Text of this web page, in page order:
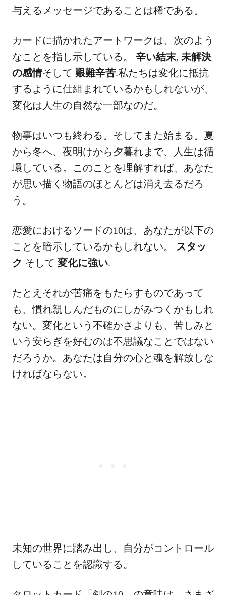
与えるメッセージであることは稀である。
カードに描かれたアートワークは、次のよう
なことを指し示している。 辛い結末, 未解決
の感情そして 艱難辛苦.私たちは変化に抵抗
するように仕組まれているかもしれないが、
変化は人生の自然な一部なのだ。
物事はいつも終わる。そしてまた始まる。夏
から冬へ、夜明けから夕暮れまで、人生は循
環している。このことを理解すれば、あなた
が思い描く物語のほとんどは消え去るだろ
う。
恋愛におけるソードの10は、あなたが以下の
ことを暗示しているかもしれない。 スタッ
ク そして 変化に強い.
たとえそれが苦痛をもたらすものであって
も、慣れ親しんだものにしがみつくかもしれ
ない。変化という不確かさよりも、苦しみと
いう安らぎを好むのは不思議なことではない
だろうか。あなたは自分の心と魂を解放しな
ければならない。
未知の世界に踏み出し、自分がコントロール
していることを認識する。